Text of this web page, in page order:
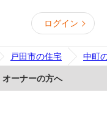
ログイン
戸田市の住宅 中町
オーナーの方へ